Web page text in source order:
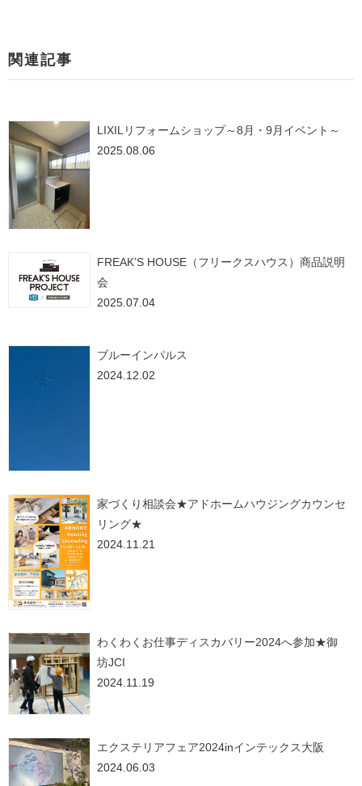
関連記事
LIXILリフォームショップ～8月・9月イベント～
2025.08.06
FREAK’S HOUSE（フリークスハウス）商品説明
会
2025.07.04
ブルーインパルス
2024.12.02
家づくり相談会★アドホームハウジングカウンセ
リング★
2024.11.21
わくわくお仕事ディスカバリー2024へ参加★御
坊JCI
2024.11.19
エクステリアフェア2024inインテックス大阪
2024.06.03